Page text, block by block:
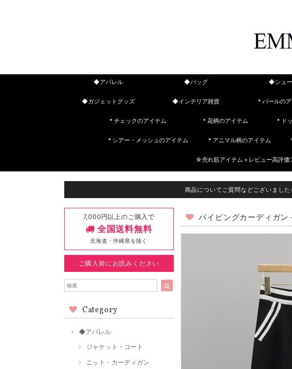
◆アパレル ◆バッグ ◆シュ
◆ガジェットグッズ ◆インテリア雑貨 * パールの
* チェックのアイテム * 花柄のアイテム * ド
* シアー・メッシュのアイテム * アニマル柄のアイテム
☆売れ筋アイテム＋レビュー高評
商品についてご質問などございまし
7,000円以上のご購入で
全国送料無料
北海道・沖縄県を除く
ご購入前にお読みください
Category
◆アパレル
ジャケット・コート
ニット・カーディガン
パイピングカーディガ